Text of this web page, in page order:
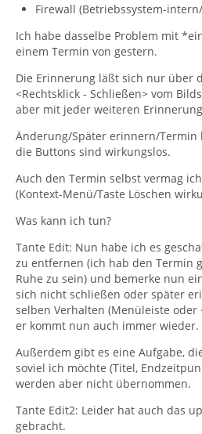
Firewall (Betriebssystem-
Ich habe dasselbe Problem mit
einem Termin von gestern.
Die Erinnerung läßt sich nur über
<Rechtsklick - Schließen> vom
aber mit jeder weiteren
Änderung/Später erinnern/Termin
die Buttons sind wirkungslos.
Auch den Termin selbst vermag
(Kontext-Menü/Taste Löschen
Was kann ich tun?
Tante Edit: Nun habe ich es
zu entfernen (ich hab den Termin
Ruhe zu sein) und bemerke nun
sich nicht schließen oder später
selben Verhalten (Menüleiste oder
er kommt nun auch immer wieder.
Außerdem gibt es eine Aufgabe,
soviel ich möchte (Titel,
werden aber nicht übernommen.
Tante Edit2: Leider hat auch das
gebracht.